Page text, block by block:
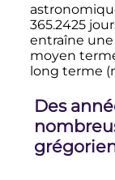
365.2425
entraîne
moyen
long terme
Des